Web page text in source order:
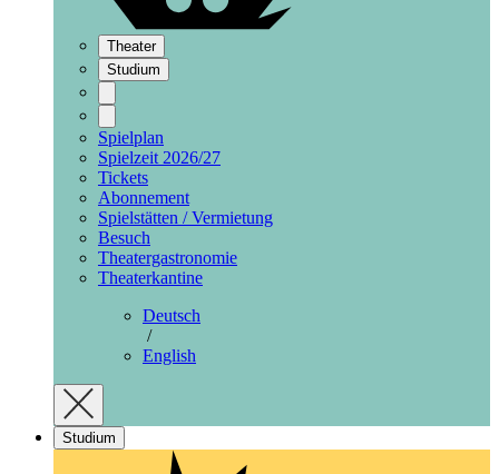
Theater
Studium
Spielplan
Spielzeit 2026/27
Tickets
Abonnement
Spielstätten / Vermietung
Besuch
Theatergastronomie
Theaterkantine
Deutsch
/
English
Studium